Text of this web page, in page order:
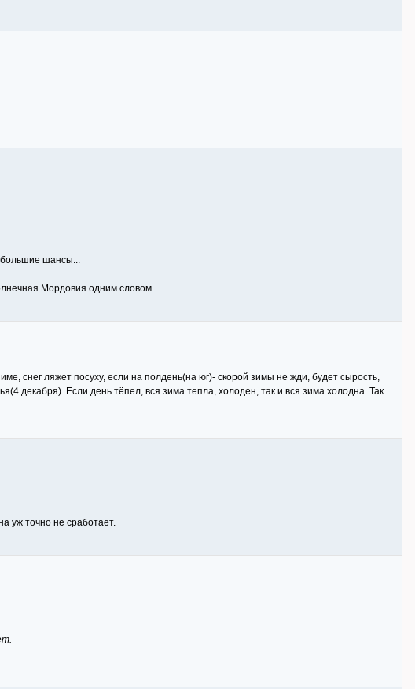
большие шансы...
Мордовия одним словом...
снег ляжет посуху, если на полдень(на юг)- скорой зимы не жди, будет сырость,
декабря). Если день тёпел, вся зима тепла, холоден, так и вся зима холодна. Так
уж точно не сработает.